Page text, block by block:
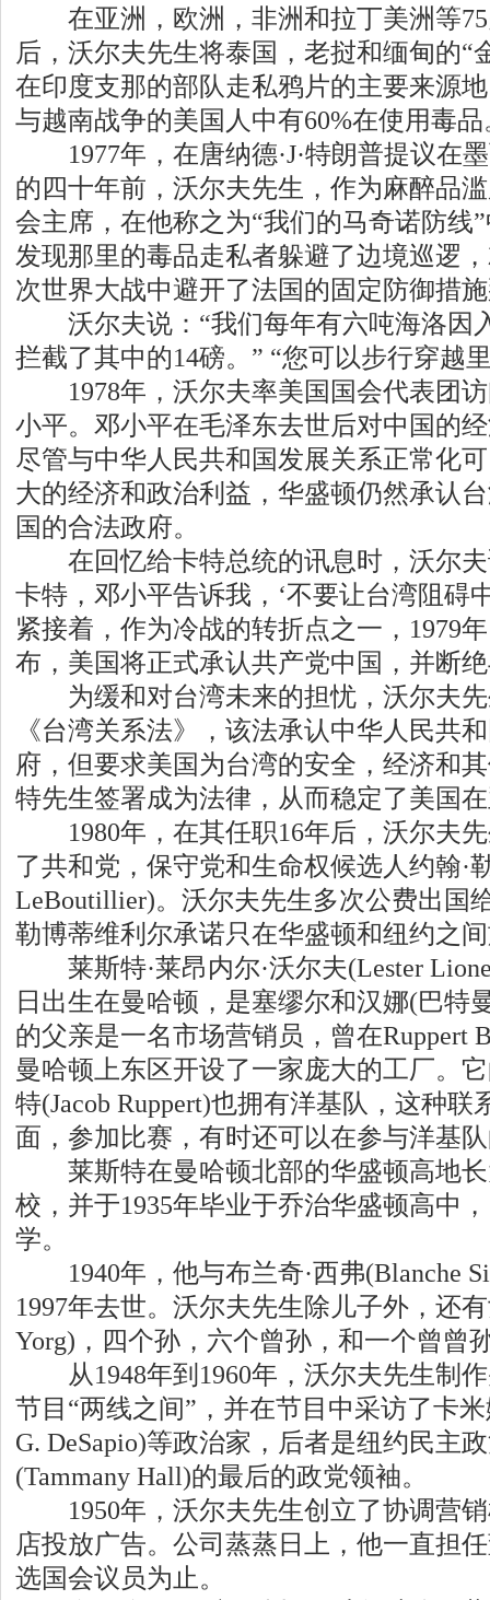
在亚洲，欧洲，非洲和拉丁美洲等75
后，沃尔夫先生将泰国，老挝和缅甸的“
在印度支那的部队走私鸦片的主要来源
与越南战争的美国人中有60%在使用毒品
1977年，在唐纳德·J·特朗普提议在
的四十年前，沃尔夫先生，作为麻醉品
会主席，在他称之为“我们的马奇诺防线
发现那里的毒品走私者躲避了边境巡逻
次世界大战中避开了法国的固定防御措
沃尔夫说：“我们每年有六吨海洛因
拦截了其中的14磅。” “您可以步行穿越
1978年，沃尔夫率美国国会代表团访
小平。邓小平在毛泽东去世后对中国的
尽管与中华人民共和国发展关系正常化
大的经济和政治利益，华盛顿仍然承认
国的合法政府。
在回忆给卡特总统的讯息时，沃尔夫
卡特，邓小平告诉我，‘不要让台湾阻碍
紧接着，作为冷战的转折点之一，1979
布，美国将正式承认共产党中国，并断
为缓和对台湾未来的担忧，沃尔夫先
《台湾关系法》，该法承认中华人民共
府，但要求美国为台湾的安全，经济和
特先生签署成为法律，从而稳定了美国
1980年，在其任职16年后，沃尔夫先
了共和党，保守党和生命权候选人约翰·
LeBoutillier)。沃尔夫先生多次公费出国
勒博蒂维利尔承诺只在华盛顿和纽约之
莱斯特·莱昂内尔·沃尔夫(Lester
日出生在曼哈顿，是塞缪尔和汉娜(巴特
的父亲是一名市场营销员，曾在Ruppert
曼哈顿上东区开设了一家庞大的工厂。
特(Jacob Ruppert)也拥有洋基队，这种联
面，参加比赛，有时还可以在参与洋基
莱斯特在曼哈顿北部的华盛顿高地长
校，并于1935年毕业于乔治华盛顿高中
学。
1940年，他与布兰奇·西弗(Blanche
1997年去世。沃尔夫先生除儿子外，还
Yorg)，四个孙，六个曾孙，和一个曾曾
从1948年到1960年，沃尔夫先生制作
节目“两线之间”，并在节目中采访了卡米
G. DeSapio)等政治家，后者是纽约民主
(Tammany Hall)的最后的政党领袖。
1950年，沃尔夫先生创立了协调营销
店投放广告。公司蒸蒸日上，他一直担
选国会议员为止。